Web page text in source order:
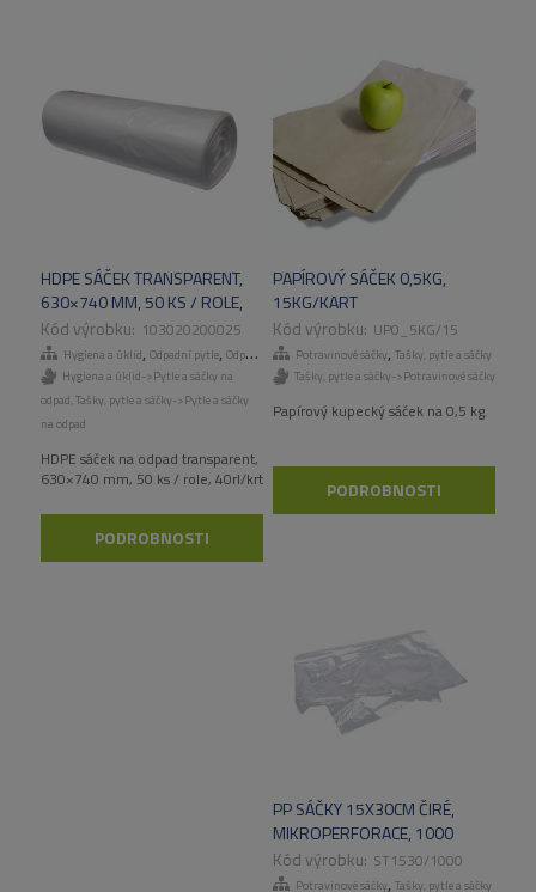
HDPE SÁČEK TRANSPARENT,
630×740 MM, 50 KS / ROLE,
40RL/KART
103020200025
Hygiena a úklid, Odpadní pytle, Odpadní pytle ,Tašky, pytle a sáčky
Hygiena a úklid->Pytle a sáčky na
odpad, Tašky, pytle a sáčky->Pytle a sáčky
na odpad
HDPE sáček na odpad transparent,
630×740 mm, 50 ks / role, 40rl/krt
PODROBNOSTI
PAPÍROVÝ SÁČEK 0,5KG,
15KG/KART
UP0_5KG/15
Potravinové sáčky, Tašky, pytle a sáčky
Tašky, pytle a sáčky->Potravinové sáčky
Papírový kupecký sáček na 0,5 kg.
PODROBNOSTI
PP SÁČKY 15X30CM ČIRÉ,
MIKROPERFORACE, 1000
KS/KART.
ST1530/1000
Potravinové sáčky, Tašky, pytle a sáčky